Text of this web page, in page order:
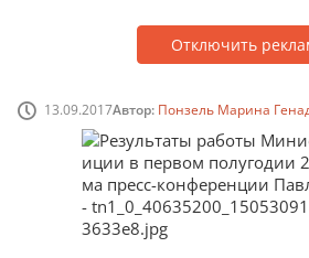
Отключить
13.09.2017Автор: Понзель Марина